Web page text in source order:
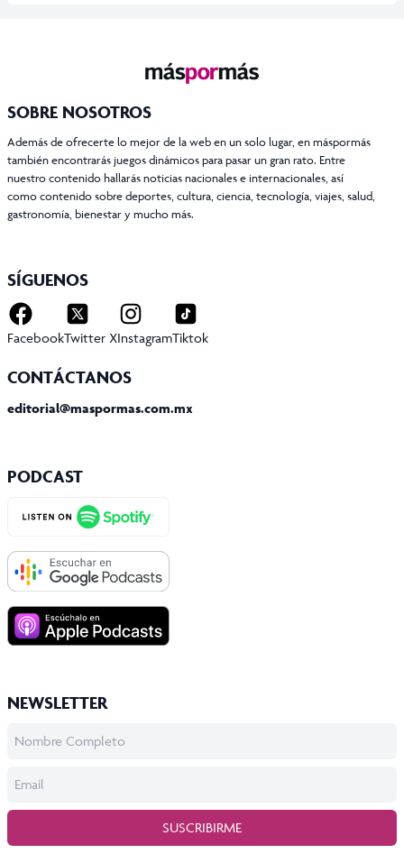
SOBRE NOSOTROS
Además de ofrecerte lo mejor de la web en un solo lugar, en máspormás
también encontrarás juegos dinámicos para pasar un gran rato. Entre
nuestro contenido hallarás noticias nacionales e internacionales, así
como contenido sobre deportes, cultura, ciencia, tecnología, viajes, salud,
gastronomía, bienestar y mucho más.
SÍGUENOS
FacebookTwitter XInstagramTiktok
CONTÁCTANOS
editorial@maspormas.com.mx
PODCAST
NEWSLETTER
SUSCRIBIRME